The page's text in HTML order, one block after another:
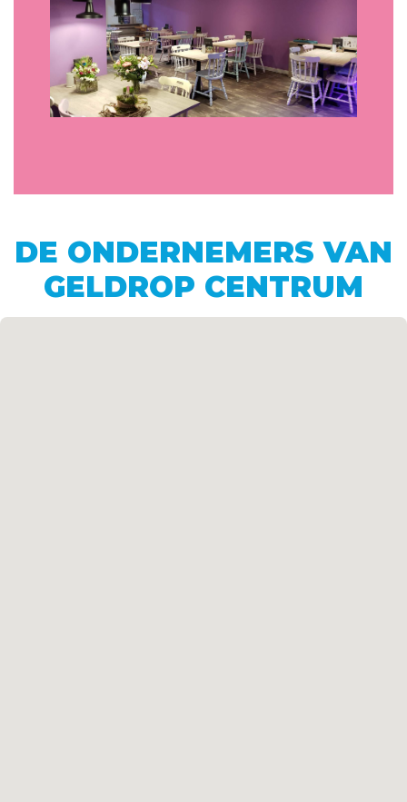
DE ONDERNEMERS VAN
GELDROP CENTRUM